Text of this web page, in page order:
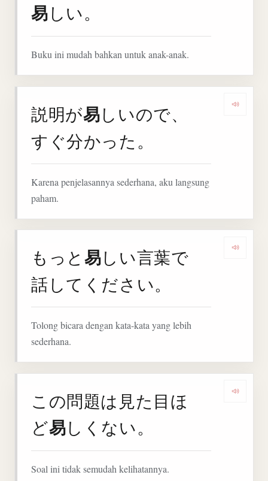
易しい。
Buku ini mudah bahkan untuk anak-anak.
説明が易しいので、
すぐ分かった。
Karena penjelasannya sederhana, aku langsung
paham.
もっと 易しい言葉で
話してください。
Tolong bicara dengan kata-kata yang lebih
sederhana.
この問題は見た目ほ
ど易しくない。
Soal ini tidak semudah kelihatannya.